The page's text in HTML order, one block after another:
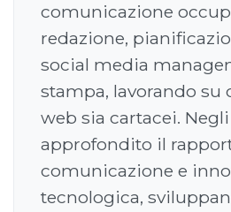
comunicazione
redazione,
social media
stampa, lavorando su
web sia cartacei.
approfondito il
comunicazione e
tecnologica,